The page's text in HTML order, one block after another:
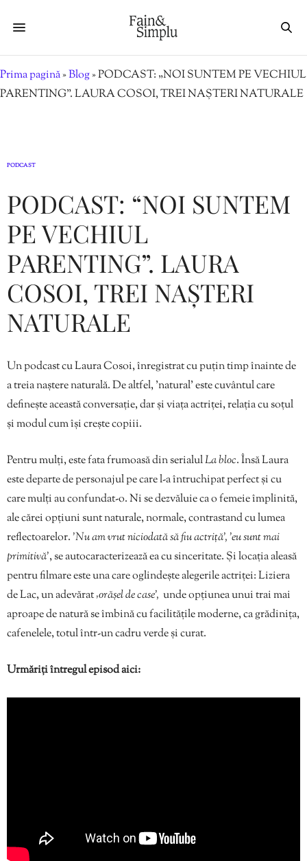
Prima pagină»Blog»PODCAST: „NOI SUNTEM PE VECHIUL
PARENTING”. LAURA COSOI, TREI NAȘTERI NATURALE
PODCAST
PODCAST: “NOI SUNTEM
PE VECHIUL
PARENTING”. LAURA
COSOI, TREI NAȘTERI
NATURALE
Un podcast cu Laura Cosoi, înregistrat cu puțin timp înainte de
a treia naștere naturală. De altfel, ’natural’ este cuvântul care
definește această conversație, dar și viața actriței, relația cu soțul
și modul cum își crește copiii.
Pentru mulți, este fata frumoasă din serialulLa bloc. Însă Laura
este departe de personajul pe care l-a întruchipat perfect și cu
care mulți au confundat-o. Ni se dezvăluie ca o femeie împlinită,
ale cărei opțiuni sunt naturale, normale, contrastand cu lumea
reflectoarelor.’Nu am vrut niciodată să fiu actriță’, ’eu sunt mai
primitivă’, se autocaracterizează ea cu sinceritate. Și locația aleasă
pentru filmare este una care oglindește alegerile actriței: Liziera
de Lac, un adevărat‚orășel de case’, unde opțiunea unui trai mai
aproape de natură se îmbină cu facilitățile moderne, ca grădinița,
cafenelele, totul într-un cadru verde și curat.
Urmăriți întregul episod aici: